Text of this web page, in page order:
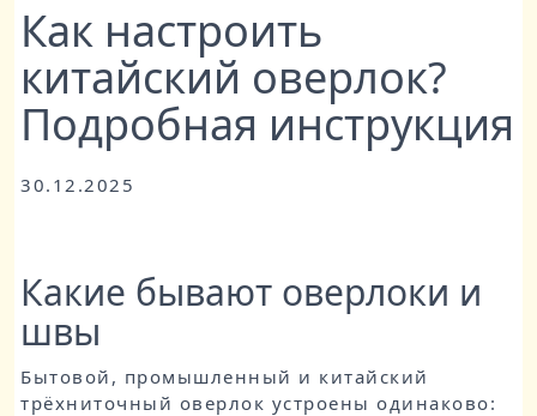
Как настроить
китайский оверлок?
Подробная инструкция
30.12.2025
Какие бывают оверлоки и
швы
Бытовой, промышленный и китайский
трёхниточный оверлок устроены одинаково: